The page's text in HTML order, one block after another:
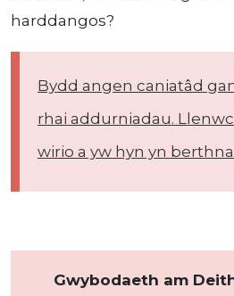
harddangos?
Bydd angen caniatâd
rhai addurniadau.
wirio a yw hyn yn
Gwybodaeth am